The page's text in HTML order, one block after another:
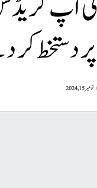
دستخط
نومبر 15, 2024